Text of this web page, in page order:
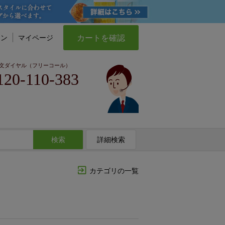
マイページ カートを確認
ダイヤル（フリーコール）
110-383
検索 詳細検索
カテゴリの一覧